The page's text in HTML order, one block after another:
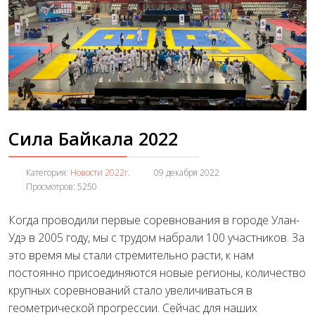
Сила Байкала 2022
Категория: Новости 2022г.
09 декабря 2022
Просмотров: 5250
Когда проводили первые соревнования в городе Улан-
Удэ в 2005 году, мы с трудом набрали 100 участников. За
это время мы стали стремительно расти, к нам
постоянно присоединяются новые регионы, количество
крупных соревнований стало увеличиваться в
геометрической прогрессии. Сейчас для наших